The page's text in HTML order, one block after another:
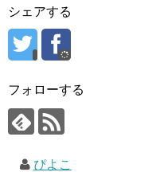
シェアする
フォローする
ぴよこ